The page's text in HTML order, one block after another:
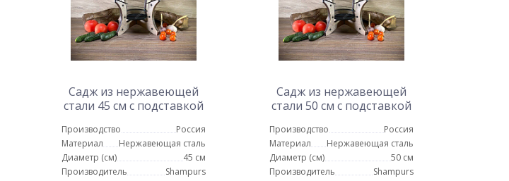
Садж из нержавеющей
стали 45 см с подставкой
Производство
Россия
Материал
Нержавеющая сталь
Диаметр (см)
45 см
Производитель
Shampurs
Садж из нержавеющей
стали 50 см с подставкой
Производство
Россия
Материал
Нержавеющая сталь
Диаметр (см)
50 см
Производитель
Shampurs